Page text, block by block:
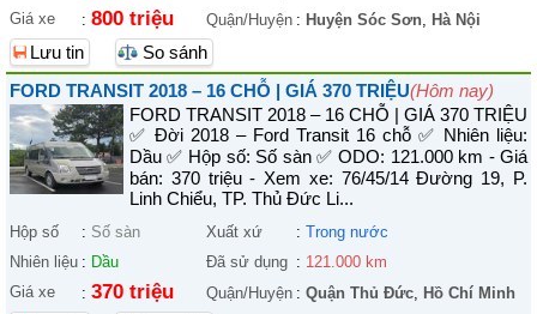
Giá xe
: 800 triệu Quận/Huyện : Huyện Sóc Sơn, Hà Nội
Lưu tin
So sánh
FORD TRANSIT 2018 – 16 CHỖ | GIÁ 370 TRIỆU(Hôm nay)
FORD TRANSIT 2018 – 16 CHỖ | GIÁ 370 TRIỆU
✅ Đời 2018 – Ford Transit 16 chỗ ✅ Nhiên liệu:
Dầu ✅ Hộp số: Số sàn ✅ ODO: 121.000 km - Giá
bán: 370 triệu - Xem xe: 76/45/14 Đường 19, P.
Linh Chiểu, TP. Thủ Đức Li...
Hộp số : Số sàn Xuất xứ : Trong nước
Nhiên liệu : Dầu Đã sử dụng : 121.000 km
Giá xe
: 370 triệu Quận/Huyện : Quận Thủ Đức, Hồ Chí Minh